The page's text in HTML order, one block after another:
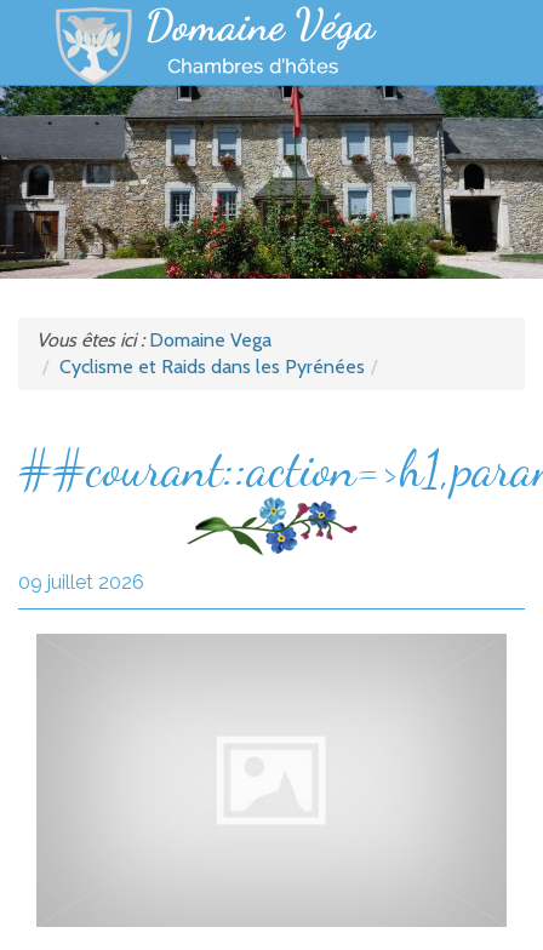
Accueil
Galerie
Tarifs
Loisirs
Vous êtes ici :Domaine Vega
Cyclisme et Raids dans les Pyrénées
09 juillet 2026